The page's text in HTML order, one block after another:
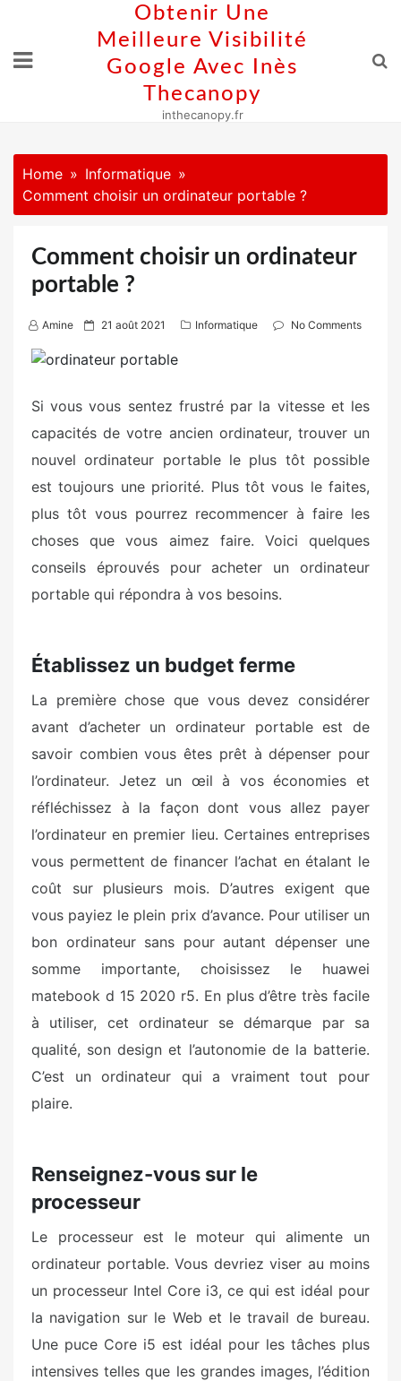
content
Obtenir Une
Meilleure Visibilité
Google Avec Inès
Thecanopy
inthecanopy.fr
Home
Informatique
Comment choisir un ordinateur portable ?
Comment choisir un ordinateur
portable ?
Amine
P
s
e
d
21 août 2021 Informatique No Comments
Si vous vous sentez frustré par la vitesse et les
capacités de votre ancien ordinateur, trouver un
nouvel ordinateur portable le plus tôt possible
est toujours une priorité. Plus tôt vous le faites,
plus tôt vous pourrez recommencer à faire les
choses que vous aimez faire. Voici quelques
conseils éprouvés pour acheter un ordinateur
portable qui répondra à vos besoins.
Établissez un budget ferme
La première chose que vous devez considérer
avant d’acheter un ordinateur portable est de
savoir combien vous êtes prêt à dépenser pour
l’ordinateur. Jetez un œil à vos économies et
réfléchissez à la façon dont vous allez payer
l’ordinateur en premier lieu. Certaines entreprises
vous permettent de financer l’achat en étalant le
coût sur plusieurs mois. D’autres exigent que
vous payiez le plein prix d’avance. Pour utiliser un
bon ordinateur sans pour autant dépenser une
somme importante, choisissez le huawei
matebook d 15 2020 r5. En plus d’être très facile
à utiliser, cet ordinateur se démarque par sa
qualité, son design et l’autonomie de la batterie.
C’est un ordinateur qui a vraiment tout pour
plaire.
Renseignez-vous sur le
processeur
Le processeur est le moteur qui alimente un
ordinateur portable. Vous devriez viser au moins
un processeur Intel Core i3, ce qui est idéal pour
la navigation sur le Web et le travail de bureau.
Une puce Core i5 est idéal pour les tâches plus
intensives telles que les grandes images, l’édition